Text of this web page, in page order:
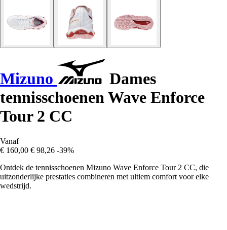
Mizuno
Dames
tennisschoenen Wave Enforce
Tour 2 CC
Vanaf
€ 160,00 € 98,26 -39%
Ontdek de tennisschoenen Mizuno Wave Enforce Tour 2 CC, die
uitzonderlijke prestaties combineren met ultiem comfort voor elke
wedstrijd.